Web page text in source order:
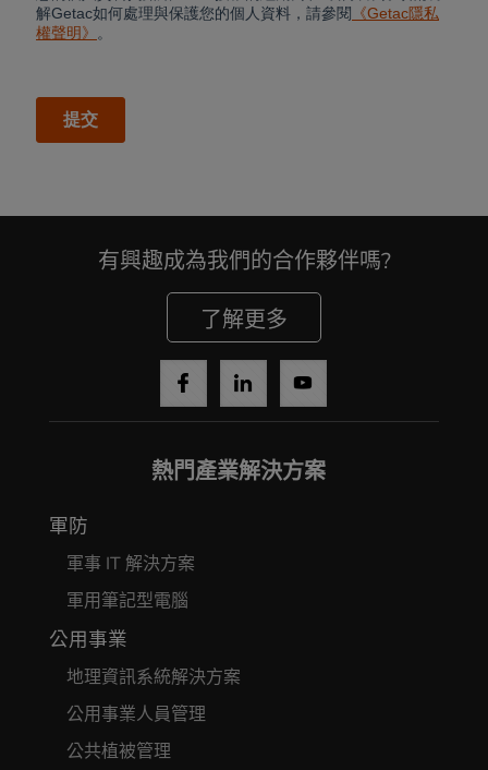
Cancel
Yes, I agree
有興趣成為我們的合作夥伴嗎?
了解更多
熱門產業解決方案
軍防
軍事 IT 解決方案
軍用筆記型電腦
公用事業
地理資訊系統解決方案
公用事業人員管理
公共植被管理